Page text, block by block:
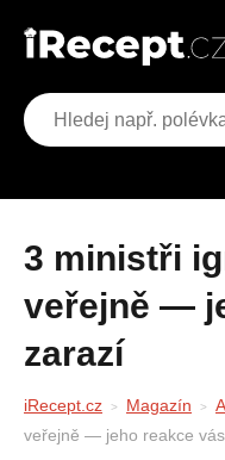
3 ministři ignorují Babiše
veřejně —
zarazí
iRecept.cz Magazín
veřejně — jeho reakce